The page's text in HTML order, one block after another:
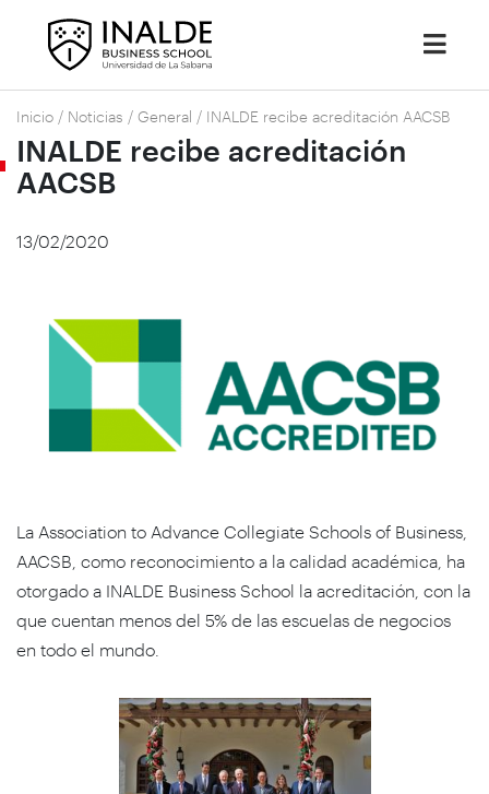
Inicio / Noticias / General / INALDE recibe acreditación AACSB
INALDE recibe acreditación
AACSB
13/02/2020
La Association to Advance Collegiate Schools of Business,
AACSB, como reconocimiento a la calidad académica, ha
otorgado a INALDE Business School la acreditación, con la
que cuentan menos del 5% de las escuelas de negocios
en todo el mundo.